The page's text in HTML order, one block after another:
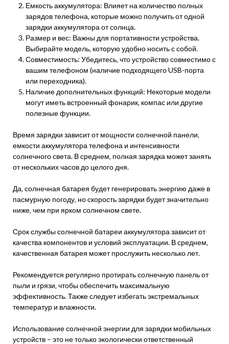
Емкость аккумулятора: Влияет на количество полных
зарядов телефона‚ которые можно получить от одной
зарядки аккумулятора от солнца.
Размер и вес: Важны для портативности устройства.
Выбирайте модель‚ которую удобно носить с собой.
Совместимость: Убедитесь‚ что устройство совместимо с
вашим телефоном (наличие подходящего USB-порта
или переходника).
Наличие дополнительных функций: Некоторые модели
могут иметь встроенный фонарик‚ компас или другие
полезные функции.
Время зарядки зависит от мощности солнечной панели‚
емкости аккумулятора телефона и интенсивности
солнечного света. В среднем‚ полная зарядка может занять
от нескольких часов до целого дня.
Да‚ солнечная батарея будет генерировать энергию даже в
пасмурную погоду‚ но скорость зарядки будет значительно
ниже‚ чем при ярком солнечном свете.
Срок службы солнечной батареи аккумулятора зависит от
качества компонентов и условий эксплуатации. В среднем‚
качественная батарея может прослужить несколько лет.
Рекомендуется регулярно протирать солнечную панель от
пыли и грязи‚ чтобы обеспечить максимальную
эффективность. Также следует избегать экстремальных
температур и влажности.
Использование солнечной энергии для зарядки мобильных
устройств – это не только экологически ответственный